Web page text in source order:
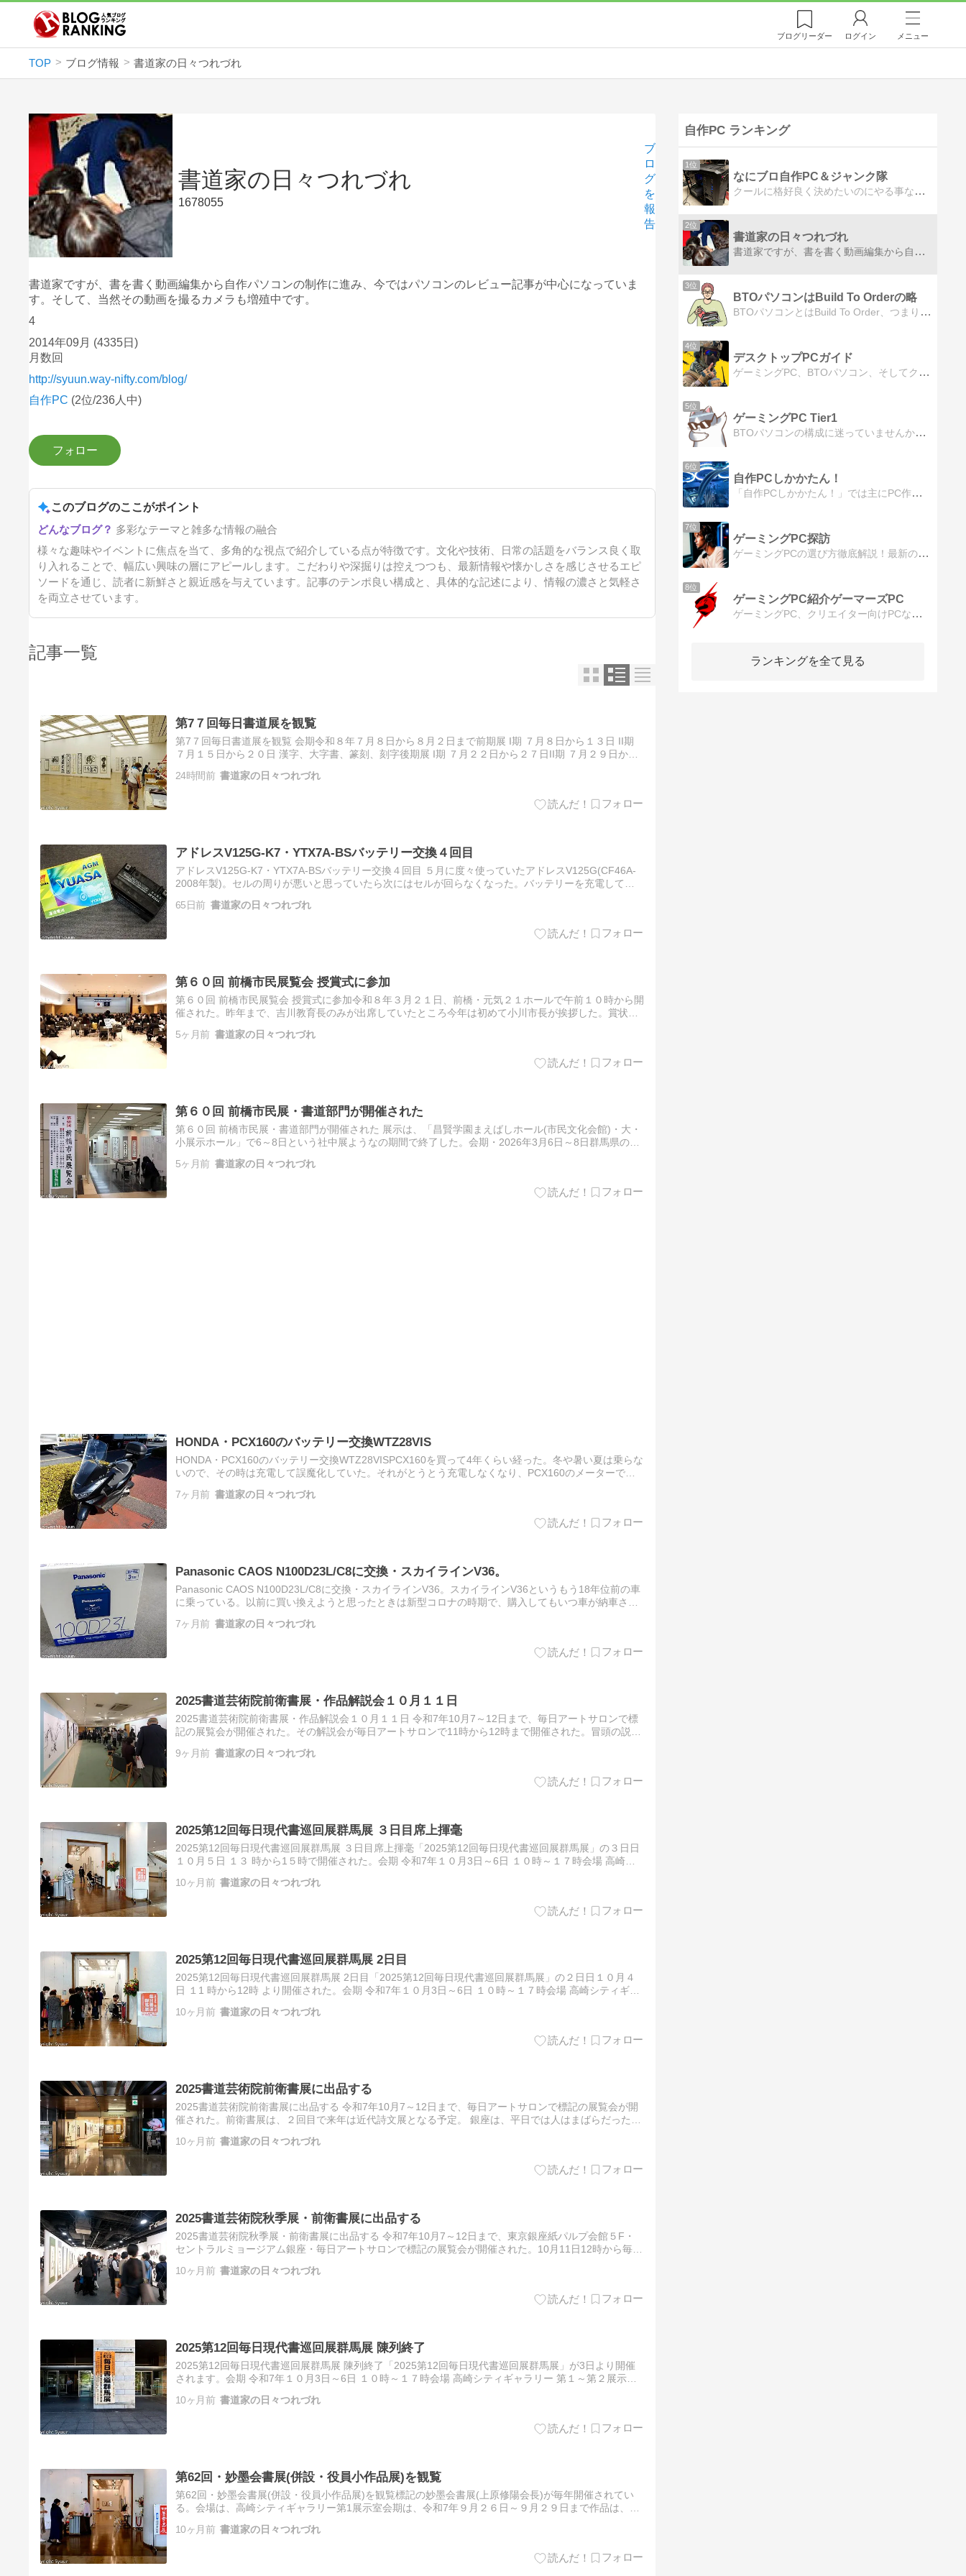
ブログリーダー ログイン メニュー
TOP ブログ情報 書道家の日々つれづれ
書道家の日々つれづれ
1678055
ブ
ロ
グ
を
報
告
書道家ですが、書を書く動画編集から自作パソコンの制作に進み、今ではパソコンのレビュー記事が中心になっていま
す。そして、当然その動画を撮るカメラも増殖中です。
4
2014年09月 (4335日)
月数回
http://syuun.way-nifty.com/blog/
自作PC (2位/236人中)
このブログのここがポイント
多彩なテーマと雑多な情報の融合
様々な趣味やイベントに焦点を当て、多角的な視点で紹介している点が特徴です。文化や技術、日常の話題をバランス良く取
り入れることで、幅広い興味の層にアピールします。こだわりや深掘りは控えつつも、最新情報や懐かしさを感じさせるエピ
ソードを通じ、読者に新鮮さと親近感を与えています。記事のテンポ良い構成と、具体的な記述により、情報の濃さと気軽さ
を両立させています。
記事一覧
第7７回毎日書道展を観覧
第7７回毎日書道展を観覧 会期令和８年７月８日から８月２日まで前期展 I期 ７月８日から１３日 II期
７月１５日から２０日 漢字、大字書、篆刻、刻字後期展 I期 ７月２２日から２７日II期 ７月２９日から
24時間前 書道家の日々つれづれ
アドレスV125G-K7・YTX7A-BSバッテリー交換４回目
アドレスV125G-K7・YTX7A-BSバッテリー交換４回目 ５月に度々使っていたアドレスV125G(CF46A-
2008年製)。セルの周りが悪いと思っていたら次にはセルが回らなくなった。バッテリーを充電して見
65日前 書道家の日々つれづれ
第６０回 前橋市民展覧会 授賞式に参加
第６０回 前橋市民展覧会 授賞式に参加令和８年３月２１日、前橋・元気２１ホールで午前１０時から開
催された。昨年まで、吉川教育長のみが出席していたところ今年は初めて小川市長が挨拶した。賞状授
5ヶ月前 書道家の日々つれづれ
第６０回 前橋市民展・書道部門が開催された
第６０回 前橋市民展・書道部門が開催された 展示は、「昌賢学園まえばしホール(市民文化会館)・大・
小展示ホール」で6～8日という社中展ようなの期間で終了した。会期・2026年3月6日～8日群馬県の公
5ヶ月前 書道家の日々つれづれ
HONDA・PCX160のバッテリー交換WTZ28VIS
HONDA・PCX160のバッテリー交換WTZ28VISPCX160を買って4年くらい経った。冬や暑い夏は乗らな
いので、その時は充電して誤魔化していた。それがとうとう充電しなくなり、PCX160のメーターでも
7ヶ月前 書道家の日々つれづれ
Panasonic CAOS N100D23L/C8に交換・スカイラインV36。
Panasonic CAOS N100D23L/C8に交換・スカイラインV36。スカイラインV36というもう18年位前の車
に乗っている。以前に買い換えようと思ったときは新型コロナの時期で、購入してもいつ車が納車され
7ヶ月前 書道家の日々つれづれ
2025書道芸術院前衛書展・作品解説会１０月１１日
2025書道芸術院前衛書展・作品解説会１０月１１日 令和7年10月7～12日まで、毎日アートサロンで標
記の展覧会が開催された。その解説会が毎日アートサロンで11時から12時まで開催された。冒頭の説明
9ヶ月前 書道家の日々つれづれ
2025第12回毎日現代書巡回展群馬展 ３日目席上揮毫
2025第12回毎日現代書巡回展群馬展 ３日目席上揮毫「2025第12回毎日現代書巡回展群馬展」の３日日
１０月５日 １３ 時から1５時で開催された。会期 令和7年１０月3日～6日 １０時～１７時会場 高崎シ
10ヶ月前 書道家の日々つれづれ
2025第12回毎日現代書巡回展群馬展 2日目
2025第12回毎日現代書巡回展群馬展 2日目「2025第12回毎日現代書巡回展群馬展」の２日日１０月４
日 １1 時から12時 より開催された。会期 令和7年１０月3日～6日 １０時～１７時会場 高崎シティギャ
10ヶ月前 書道家の日々つれづれ
2025書道芸術院前衛書展に出品する
2025書道芸術院前衛書展に出品する 令和7年10月7～12日まで、毎日アートサロンで標記の展覧会が開
催された。前衛書展は、２回目で来年は近代詩文展となる予定。 銀座は、平日では人はまばらだったの
10ヶ月前 書道家の日々つれづれ
2025書道芸術院秋季展・前衛書展に出品する
2025書道芸術院秋季展・前衛書展に出品する 令和7年10月7～12日まで、東京銀座紙パルプ会館５F・
セントラルミョージアム銀座・毎日アートサロンで標記の展覧会が開催された。10月11日12時から毎日
10ヶ月前 書道家の日々つれづれ
2025第12回毎日現代書巡回展群馬展 陳列終了
2025第12回毎日現代書巡回展群馬展 陳列終了「2025第12回毎日現代書巡回展群馬展」が3日より開催
されます。会期 令和7年１０月3日～6日 １０時～１７時会場 高崎シティギャラリー 第１～第２展示室
10ヶ月前 書道家の日々つれづれ
第62回・妙墨会書展(併設・役員小作品展)を観覧
第62回・妙墨会書展(併設・役員小作品展)を観覧標記の妙墨会書展(上原修陽会長)が毎年開催されてい
る。会場は、高崎シティギャラリー第1展示室会期は、令和7年９月２６日～９月２９日まで作品は、漢
10ヶ月前 書道家の日々つれづれ
自作PC ランキング
1位
なにブロ自作PC＆ジャンク隊
クールに格好良く決めたいのにやる事なす事お粗末すぎる男の日常を垣間見るブログｗ
2位
書道家の日々つれづれ
書道家ですが、書を書く動画編集から自作パソコンの制作に進み、今ではパソコンのレビュー記事が中心になっています。そして、当然その動画を撮るカメラも増殖中です。
3位
BTOパソコンはBuild To Orderの略
BTOパソコンとはBuild To Order、つまり受注生産のパソコンの略です。最新パーツ情報も満載！最適なパソコンを見つけるための総合ガイド！このブログでは、BTOパソコン、ゲーミングPC、クリエイター向けPCの選び方を徹底解説します。
4位
デスクトップPCガイド
ゲーミングPC、BTOパソコン、そしてクリエイター向けPC―それぞれのニーズに合った最適な選択肢を紹介するブログ。ハイエンドの性能からコストパフォーマンスまで幅広い視点で解説し、読者の皆様が理想のPCを見つけるお手伝いをします。
5位
ゲーミングPC Tier1
BTOパソコンの構成に迷っていませんか？ ゲーム/クリエイティブ/動画編集の用途別におすすめのパーツ構成をご紹介しています。最新ゲーミングPCのレビュー、選び方、最新のおすすめランキングを更新。
6位
自作PCしかかたん！
「自作PCしかかたん！」では主にPC作成方法や周辺機器などのパソコンに関する記事を紹介しています。
7位
ゲーミングPC探訪
ゲーミングPCの選び方徹底解説！最新のおすすめモデルをご紹介。プロゲーマーから初心者まで満足できる一台がきっと見つかる。ゲームのパフォーマンス、予算、拡張性など、ゲーミングPCの選び方のポイントをわかりやすく解説。
8位
ゲーミングPC紹介ゲーマーズPC
ゲーミングPC、クリエイター向けPCなど最新おすすめモデルを紹介。BTOパソコンの最新モデルからコスパ最強モデルまで、予算や用途に合わせたパソコンの選び方を解説。
ランキングを全て見る